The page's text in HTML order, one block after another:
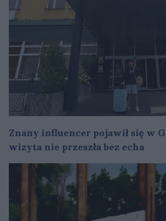
Znany influencer pojawił się w
wizyta nie przeszła bez echa